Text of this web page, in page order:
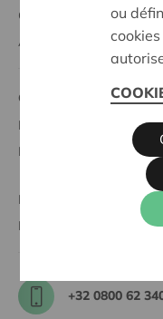
Codécider
À propos de Cera
Cera et
Le secteur associatif
L'entrepreneuriat
KBC Ancora
BRS
+32 0800 62
ou